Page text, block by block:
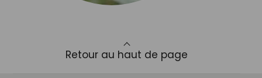
Retour au haut de page